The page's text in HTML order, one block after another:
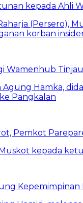
kepada Ahli
Wamenhub
Pemkot